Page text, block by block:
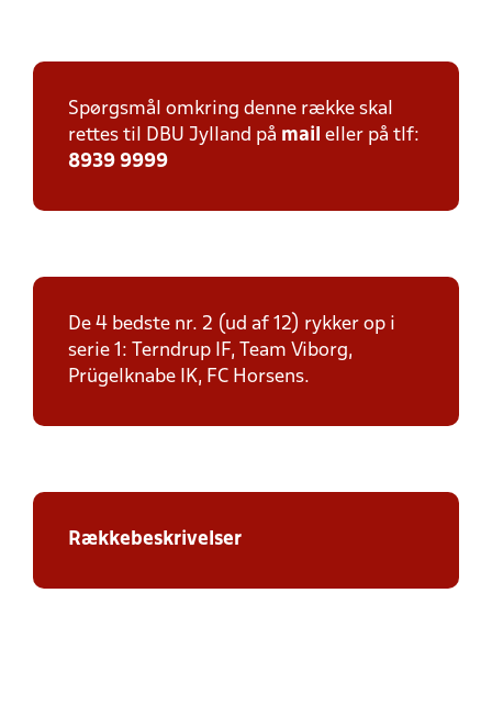
Spørgsmål omkring denne række skal
rettes til DBU Jylland på mail eller på tlf:
8939 9999
De 4 bedste nr. 2 (ud af 12) rykker op i
serie 1: Terndrup IF, Team Viborg,
Prügelknabe IK, FC Horsens.
Rækkebeskrivelser